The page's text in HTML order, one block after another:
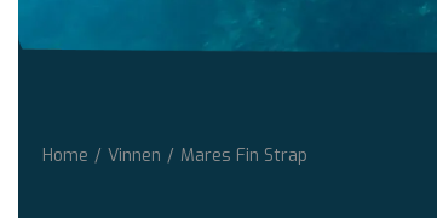
Home / Vinnen / Mares Fin Strap